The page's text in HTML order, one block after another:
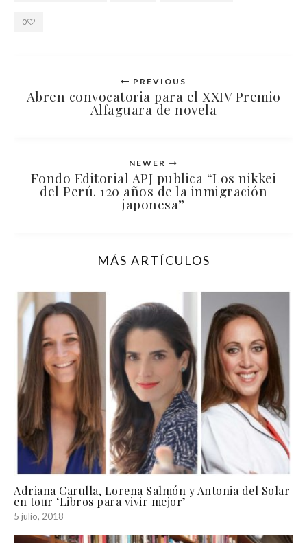
0
PREVIOUS
Abren convocatoria para el XXIV Premio
Alfaguara de novela
NEWER
Fondo Editorial APJ publica “Los nikkei
del Perú. 120 años de la inmigración
japonesa”
MÁS ARTÍCULOS
Adriana Carulla, Lorena Salmón y Antonia del Solar
en tour ‘Libros para vivir mejor’
5 julio, 2018